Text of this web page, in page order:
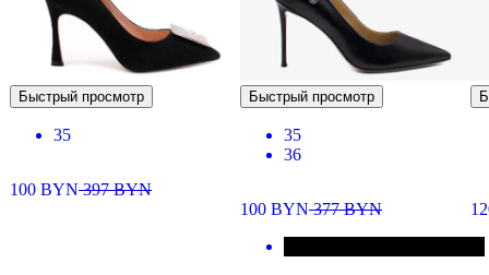
Быстрый просмотр
35
100 BYN397BYN
Быстрый просмотр
35
36
100 BYN377BYN